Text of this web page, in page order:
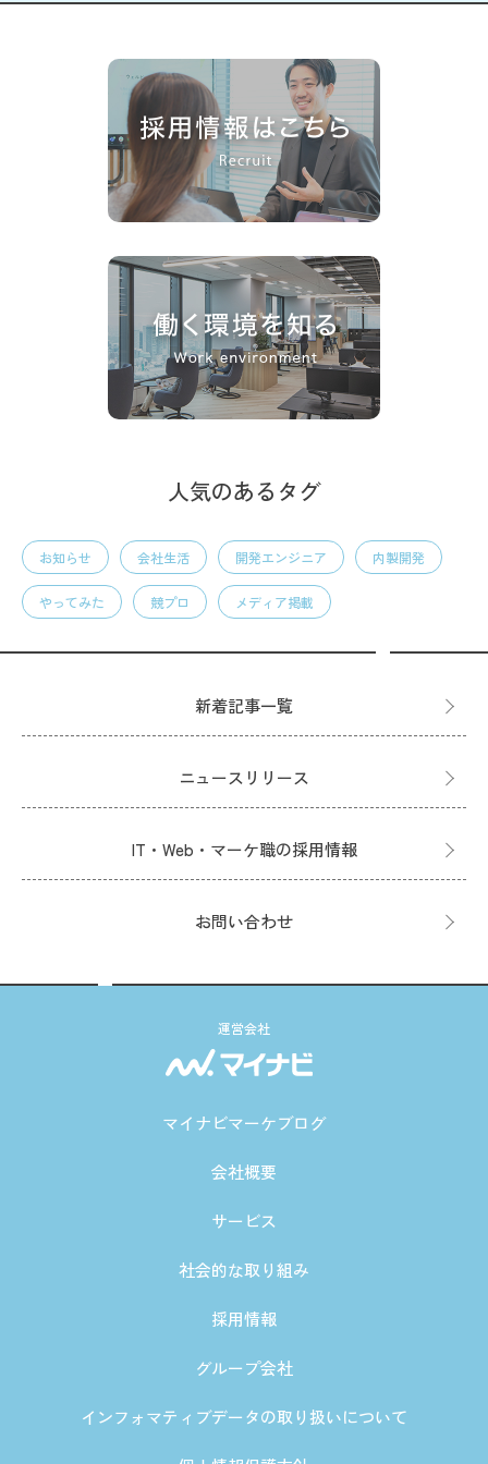
人気のあるタグ
お知らせ 会社生活 開発エンジニア 内製開発
やってみた 競プロ メディア掲載
新着記事一覧
ニュースリリース
IT・Web・マーケ職の採用情報
お問い合わせ
運営会社
マイナビマーケブログ
会社概要
サービス
社会的な取り組み
採用情報
グループ会社
インフォマティブデータの取り扱いについて